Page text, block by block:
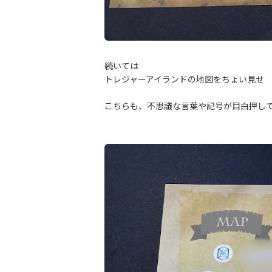
続いては
トレジャーアイランドの地図をちょい見せ
こちらも、不思議な言葉や記号が目白押し